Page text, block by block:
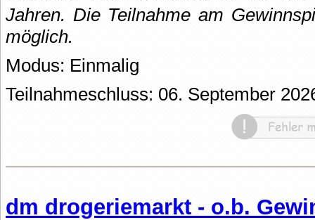
Jahren. Die Teilnahme am
möglich.
Modus: Einmalig
Teilnahmeschluss: 06. September
dm drogeriemarkt - o.b.